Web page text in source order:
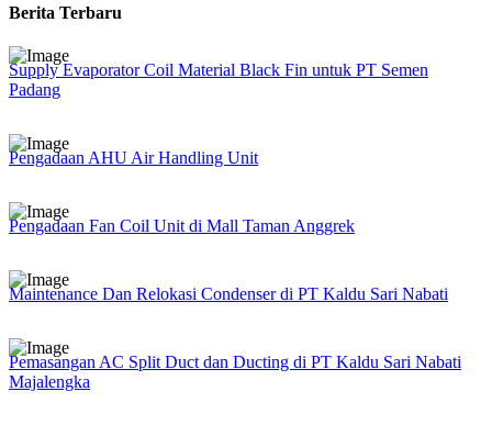
Berita Terbaru
Supply Evaporator Coil Material Black Fin untuk PT Semen
Padang
Pengadaan AHU Air Handling Unit
Pengadaan Fan Coil Unit di Mall Taman Anggrek
Maintenance Dan Relokasi Condenser di PT Kaldu Sari Nabati
Pemasangan AC Split Duct dan Ducting di PT Kaldu Sari Nabati
Majalengka